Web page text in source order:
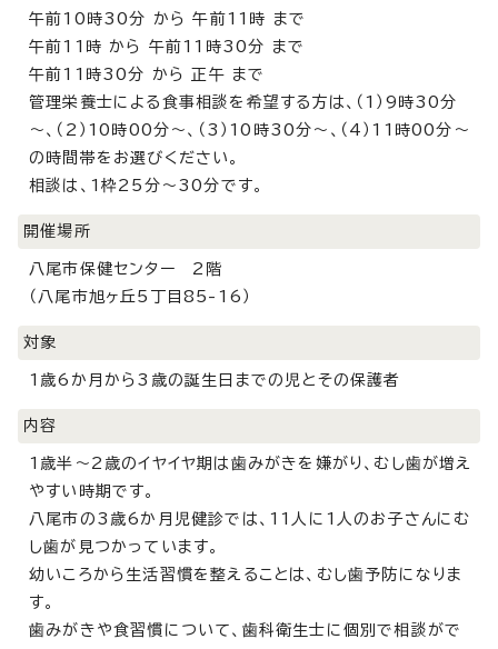
午前10時30分 から 午前11時 まで
午前11時 から 午前11時30分 まで
午前11時30分 から 正午 まで
管理栄養士による食事相談を希望する方は、（1）9時30分
～、（2）10時00分～、（3）10時30分～、（4）11時00分～
の時間帯をお選びください。
相談は、1枠25分～30分です。
開催場所
八尾市保健センター 2階
（八尾市旭ヶ丘5丁目85-16）
対象
1歳6か月から3歳の誕生日までの児とその保護者
内容
1歳半～2歳のイヤイヤ期は歯みがきを嫌がり、むし歯が増え
やすい時期です。
八尾市の3歳6か月児健診では、11人に1人のお子さんにむ
し歯が見つかっています。
幼いころから生活習慣を整えることは、むし歯予防になりま
す。
歯みがきや食習慣について、歯科衛生士に個別で相談がで